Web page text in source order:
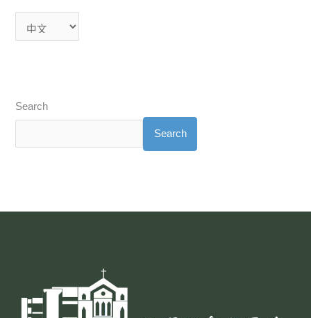
Search
Search